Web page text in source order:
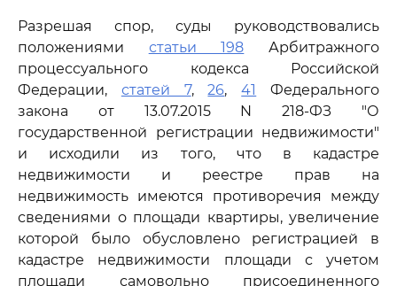
Разрешая спор, суды руководствовались
положениями статьи 198 Арбитражного
процессуального кодекса Российской
Федерации, статей 7,26,41
Федерального
закона от 13.07.2015 N 218-ФЗ "О
государственной регистрации недвижимости"
и исходили из того, что в кадастре
недвижимости и реестре прав на
недвижимость имеются противоречия между
сведениями о площади квартиры, увеличение
которой было обусловлено регистрацией в
кадастре недвижимости площади с учетом
площади самовольно присоединенного